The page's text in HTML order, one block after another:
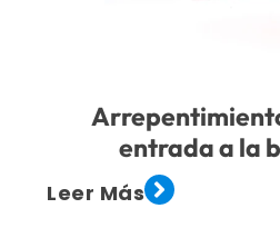
entrada a la
Leer Más